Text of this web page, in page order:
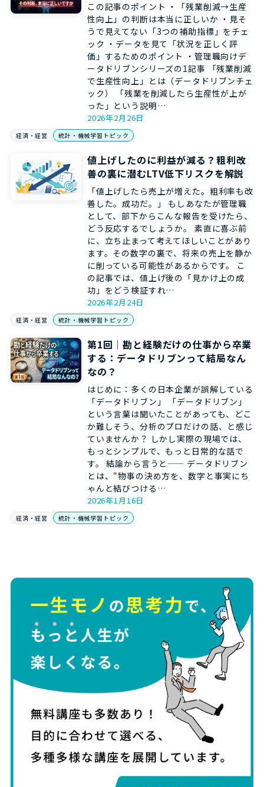
この記事のポイント ・「残業削減→生産
性向上」の判断は本当に正しいか ・見そ
うで見えてない「3つの補助指標」をチェ
ック ・データを見て「状況を正しく評
価」するためのポイント ・管理職向けデ
ータドリブンシリーズの1記事 「残業削減
で生産性向上」とは（データドリブンチェ
ック） 「残業を削減したら生産性が上が
った」という説明…
2026年2月26日
経済・経営 統計・機械学習トピック
値上げしたのに利益が減る？粗利改
善の裏に潜むLTV低下リスクを解説
「値上げしたら売上が増えた。粗利率も改
善した。成功だ。」 もしあなたが管理職
として、部下からこんな報告を受けたら、
どう反応するでしょうか。 素直に喜ぶ前
に、立ち止まって考えてほしいことがあり
ます。その数字の裏で、将来の売上を静か
に削っている可能性があるからです。 こ
の記事では、値上げ後の「見かけ上の成
功」をどう検証すれ…
2026年2月24日
経済・経営 統計・機械学習トピック
第1回｜勘と経験だけの仕事から卒業
する：データドリブンって結局なん
なの？
はじめに：多くの日本企業が誤解している
「データドリブン」 「データドリブン」
という言葉は聞いたことがあっても、どこ
か難しそう、分析のプロだけの話、と感じ
ていませんか？ しかし実際の現場では、
もっとシンプルで、もっと日常的な話で
す。 結論から言うと—— データドリブン
とは、“物事の決め方を、数字と事実にち
ゃんと結びつける…
2026年1月16日
経済・経営 統計・機械学習トピック